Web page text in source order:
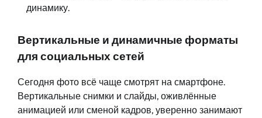
динамику.
Вертикальные и динамичные форматы
для социальных сетей
Сегодня фото всё чаще смотрят на смартфоне.
Вертикальные снимки и слайды, оживлённые
анимацией или сменой кадров, уверенно занимают